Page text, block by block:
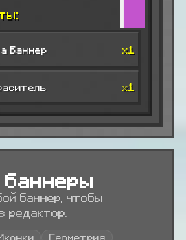
Баннер x1
x1
баннер, чтобы
редактор.
Геометрия